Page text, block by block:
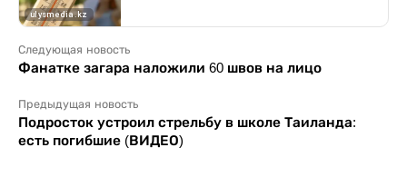
Следующая новость
Фанатке загара наложили 60 швов на лицо
Предыдущая новость
Подросток устроил стрельбу в школе Таиланда:
есть погибшие (ВИДЕО)